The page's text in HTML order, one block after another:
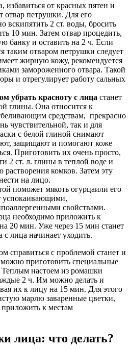
избавиться от красных пятен и
отвар петрушки. Для его
вскипятить 2 ст. воды, бросить
10 мин. Затем отвар процедить,
банку и оставить на 2 ч. Если
таким отваром петрушки следует
жирную кожу, рекомендуется
замороженного отвара. Такой
и отрегулирует работу сальных
убрать красноту с лица станет
глины. Она относится к
средствам, прекрасно
чувствительной, так и для
с белой глиной снимают
защищают и помогают коже
Приготовить их очень просто,
2 ст. л. глины в теплой воде и
растворения комков. Затем эту
на лицо.
поможет мякоть огурцаили его
успокаивающими,
свойствами.
необходимо приложить к
20 мин. Уже через 15 мин станет
с лица начинает уходить.
справиться с проблемой станет и
приготовить специальные
настоем из ромашки
2 ч. Им можно делать и
их к лицу на 15 мин. Для этого
марлю заваренные цветки,
приложить к местам
лица: что делать?